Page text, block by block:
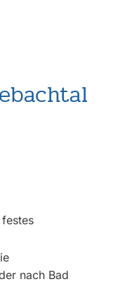
nach Bad